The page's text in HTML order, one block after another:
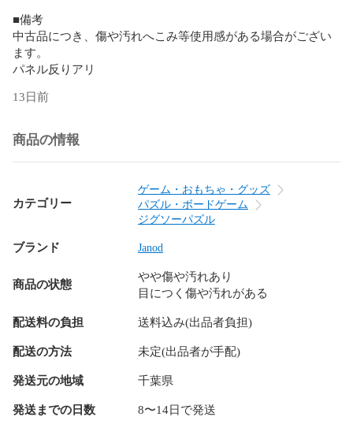
■備考
中古品につき、傷や汚れへこみ等使用感がある場合がござい
ます。
13日前
商品の情報
カテゴリー
ゲーム・おもちゃ・グッズ
パズル・ボードゲーム
ジグソーパズル
ブランド Janod
商品の状態
やや傷や汚れあり
目につく傷や汚れがある
配送料の負担 送料込み(出品者負担)
配送の方法 未定(出品者が手配)
発送元の地域 千葉県
発送までの日数 8〜14日で発送